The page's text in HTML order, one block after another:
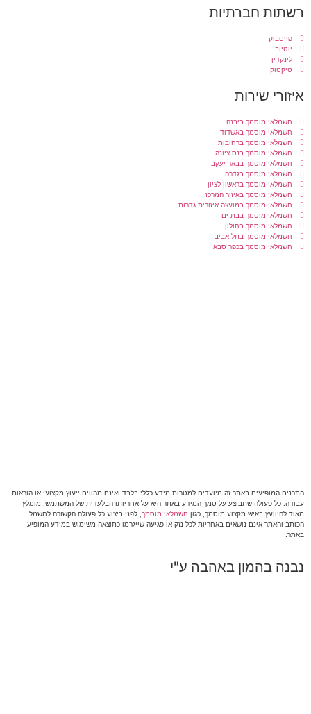
רשתות חברתיות
פייסבוק
יוטיוב
לינקדין
טיקטוק
איזורי שירות
חשמלאי מוסמך ביבנה
חשמלאי מוסמך באשדוד
חשמלאי מוסמך ברחובות
חשמלאי מוסמך בנס ציונה
חשמלאי מוסמך בבאר יעקב
חשמלאי מוסמך בגדרה
חשמלאי מוסמך בראשון לציון
חשמלאי מוסמך באיזור המרכז
חשמלאי מוסמך במועצה איזורית גדרות
חשמלאי מוסמך בבת ים
חשמלאי מוסמך בחולון
חשמלאי מוסמך בתל אביב
חשמלאי מוסמך בכפר סבא
התכנים המופיעים באתר זה מיועדים למטרות מידע כללי בלבד ואינם מהווים ייעוץ מקצועי או הוראות
עבודה. כל פעולה שתבוצע על סמך המידע באתר היא על אחריותו הבלעדית של המשתמש. מומלץ
מאוד להיוועץ באיש מקצוע מוסמך, כגון חשמלאי מוסמך , לפני ביצוע כל פעולה הקשורה לחשמל.
הכותב והאתר אינם נושאים באחריות לכל נזק או פגיעה שייגרמו כתוצאה משימוש במידע המופיע
באתר.
נבנה בהמון באהבה ע"י